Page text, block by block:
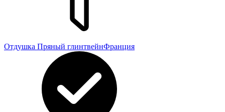
Отдушка Пряный глинтвейнФранция